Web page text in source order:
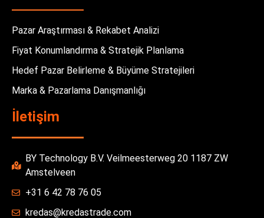
Pazar Araştırması & Rekabet Analizi
Fiyat Konumlandırma & Stratejik Planlama
Hedef Pazar Belirleme & Büyüme Stratejileri
Marka & Pazarlama Danışmanlığı
İletişim
BY Technology B.V. Veilmeesterweg 20 1187 ZW
Amstelveen
+31 6 42 78 76 05
kredas@kredastrade.com